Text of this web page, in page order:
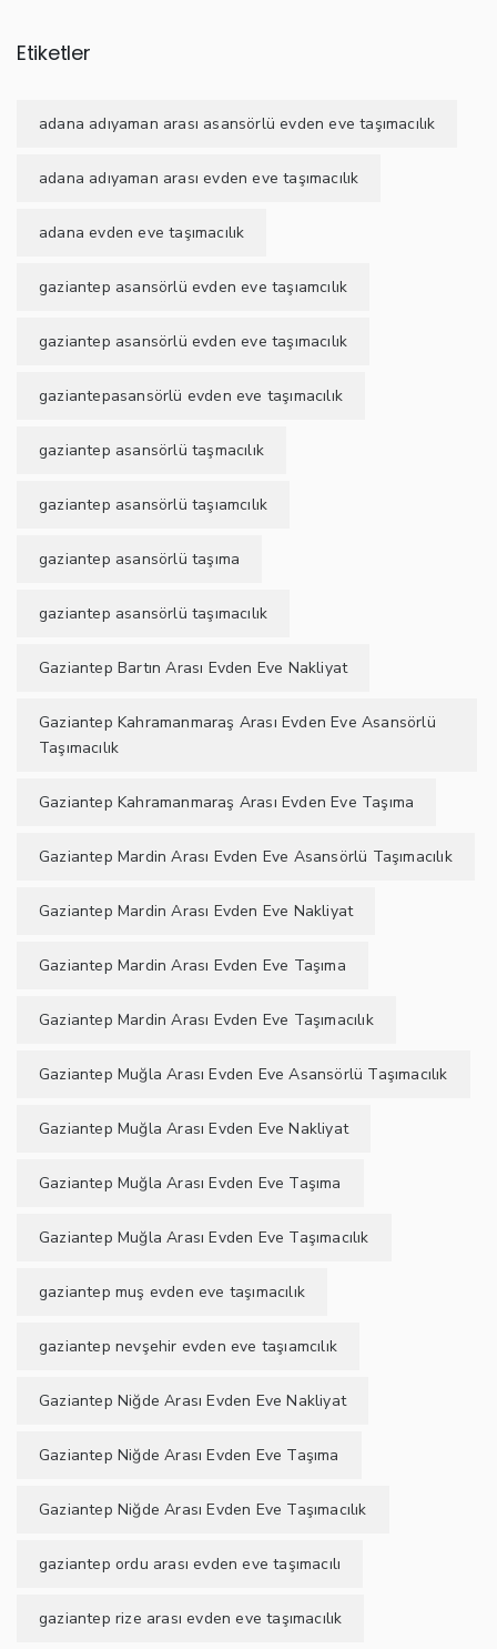
Etiketler
adana adıyaman arası asansörlü evden eve taşımacılık
adana adıyaman arası evden eve taşımacılık
adana evden eve taşımacılık
gaziantep asansörlü evden eve taşıamcılık
gaziantep asansörlü evden eve taşımacılık
gaziantepasansörlü evden eve taşımacılık
gaziantep asansörlü taşmacılık
gaziantep asansörlü taşıamcılık
gaziantep asansörlü taşıma
gaziantep asansörlü taşımacılık
Gaziantep Bartın Arası Evden Eve Nakliyat
Gaziantep Kahramanmaraş Arası Evden Eve Asansörlü
Taşımacılık
Gaziantep Kahramanmaraş Arası Evden Eve Taşıma
Gaziantep Mardin Arası Evden Eve Asansörlü Taşımacılık
Gaziantep Mardin Arası Evden Eve Nakliyat
Gaziantep Mardin Arası Evden Eve Taşıma
Gaziantep Mardin Arası Evden Eve Taşımacılık
Gaziantep Muğla Arası Evden Eve Asansörlü Taşımacılık
Gaziantep Muğla Arası Evden Eve Nakliyat
Gaziantep Muğla Arası Evden Eve Taşıma
Gaziantep Muğla Arası Evden Eve Taşımacılık
gaziantep muş evden eve taşımacılık
gaziantep nevşehir evden eve taşıamcılık
Gaziantep Niğde Arası Evden Eve Nakliyat
Gaziantep Niğde Arası Evden Eve Taşıma
Gaziantep Niğde Arası Evden Eve Taşımacılık
gaziantep ordu arası evden eve taşımacılı
gaziantep rize arası evden eve taşımacılık